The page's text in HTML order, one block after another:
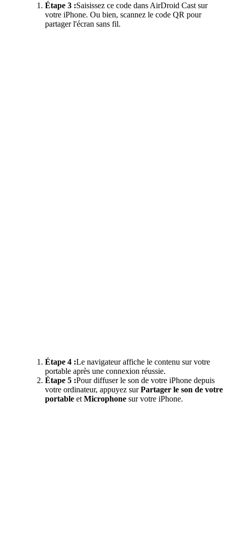
Étape 3 :Saisissez ce code dans AirDroid Cast sur
votre iPhone. Ou bien, scannez le code QR pour
partager l'écran sans fil.
Étape 4 :Le navigateur affiche le contenu sur votre
portable après une connexion réussie.
Étape 5 :Pour diffuser le son de votre iPhone depuis
votre ordinateur, appuyez surPartager le son de votre
portable et Microphone sur votre iPhone.